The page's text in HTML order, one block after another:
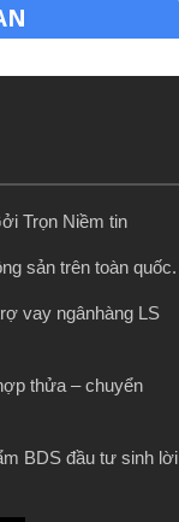
Trọn Niềm tin
sản trên toàn quốc.
vay ngânhàng LS
thửa – chuyển
BDS đầu tư sinh lời